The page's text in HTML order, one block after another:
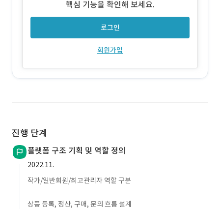
핵심 기능을 확인해 보세요.
로그인
회원가입
진행 단계
플랫폼 구조 기획 및 역할 정의
2022.11.
작가/일반회원/최고관리자 역할 구분
상품 등록, 정산, 구매, 문의 흐름 설계